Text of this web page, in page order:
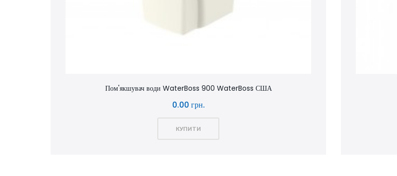
Пом'якшувач води WaterBoss 900 WaterBoss США
0.00 грн.
КУПИТИ